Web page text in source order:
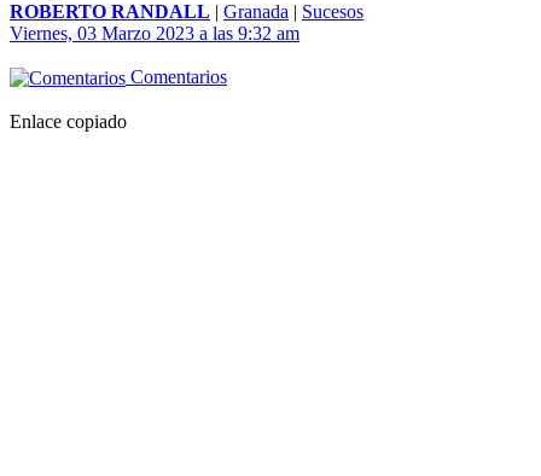
ROBERTO RANDALL | Granada | Sucesos
Viernes, 03 Marzo 2023 a las 9:32 am
Comentarios
Enlace copiado